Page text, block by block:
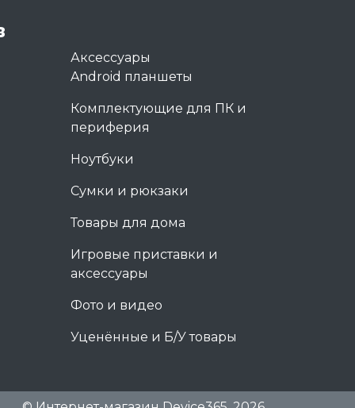
Аксессуары
Android планшеты
Комплектующие для ПК и
периферия
Ноутбуки
Сумки и рюкзаки
Товары для дома
Игровые приставки и
аксессуары
Фото и видео
Уценённые и Б/У товары